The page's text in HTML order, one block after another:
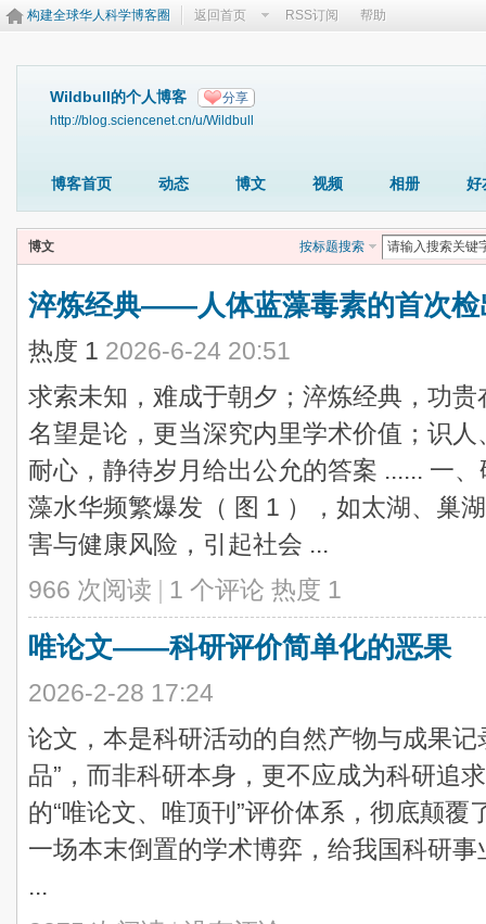
构建全球华人科学博客圈 返回首页 RSS订阅 帮助
Wildbull的个人博客 分享
http://blog.sciencenet.cn/u/Wildbull
博客首页 动态 博文 视频 相册 好
博文 按标题搜索
淬炼经典——人体蓝藻毒素的首次检
热度 1 2026-6-24 20:51
求索未知，难成于朝夕；淬炼经典，功
名望是论，更当深究内里学术价值；识
耐心，静待岁月给出公允的答案 ...... 一
藻水华频繁爆发（ 图 1 ），如太湖、巢
害与健康风险，引起社会 ...
966 次阅读 | 1 个评论 热度 1
唯论文——科研评价简单化的恶果
2026-2-28 17:24
论文，本是科研活动的自然产物与成果
品”，而非科研本身，更不应成为科研追
的“唯论文、唯顶刊”评价体系，彻底颠
一场本末倒置的学术博弈，给我国科研
...